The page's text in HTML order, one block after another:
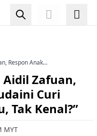
Respon Anak
Zafuan,
Curi
Tak Kenal?”
MYT